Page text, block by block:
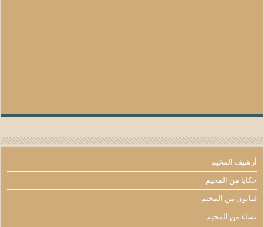
أرشيف المخيم
حكايا من المخيم
فنانون من المخيم
نساء من المخيم